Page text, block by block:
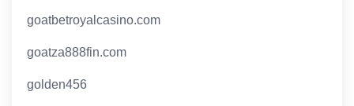
goatbetroyalcasino.com
goatza888fin.com
golden456